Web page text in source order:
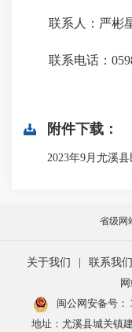
联系人：严彬
联系电话：
附件下载：
2023年9月尤溪
省级网
关于我们 联系我们
闽公网安备号：
地址：尤溪县城关镇